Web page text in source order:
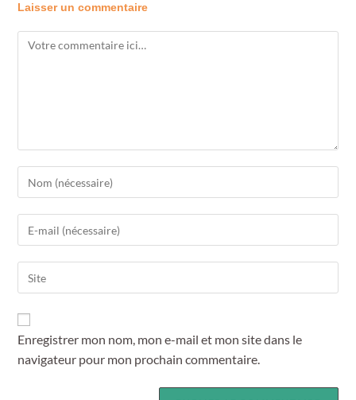
Laisser un commentaire
Enregistrer mon nom, mon e-mail et mon site dans le
navigateur pour mon prochain commentaire.